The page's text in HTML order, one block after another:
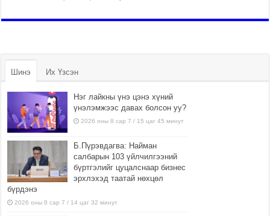
Шинэ Их Үзсэн
Нэг лайкны үнэ цэнэ хүний
үнэлэмжээс давах болсон уу?
2026 оны 8 сар 7 / 15 цаг 45 минут
Б.Пүрэвдагва: Найман
салбарын 103 үйлчилгээний
бүртгэлийг цуцалснаар бизнес
эрхлэхэд таатай нөхцөл
бүрдэнэ
2026 оны 8 сар 7 / 14 цаг 32 минут